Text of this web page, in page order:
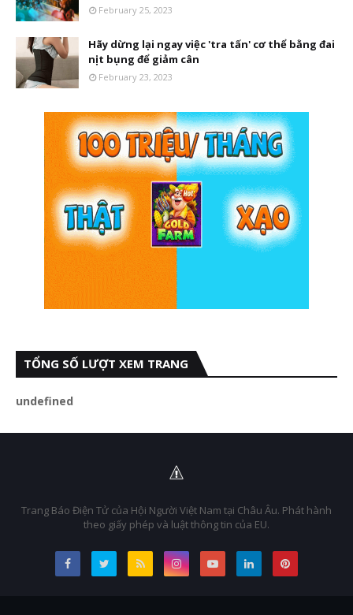
February 25, 2023
Hãy dừng lại ngay việc 'tra tấn' cơ thể bằng đai
nịt bụng để giảm cân
February 23, 2023
TỔNG SỐ LƯỢT XEM TRANG
undefned
Trang Báo Điện Tử của Hội Người Việt Nam tại Châu Âu. Phát hành
theo giấy phép và luật thông tin của EU.